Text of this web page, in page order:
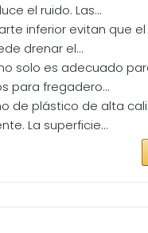
el ruido. Las...
inferior evitan que
drenar el...
solo es adecuado
para fregadero...
de plástico de alta
La superficie...